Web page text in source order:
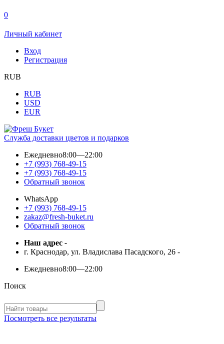
0
Личный кабинет
Вход
Регистрация
RUB
RUB
USD
EUR
Служба доставки цветов и подарков
Ежедневно8:00—22:00
+7 (993) 768-49-15
+7 (993) 768-49-15
Обратный звонок
WhatsApp
+7 (993) 768-49-15
zakaz@fresh-buket.ru
Обратный звонок
Наш адрес -
г. Краснодар, ул. Владислава Пасадского, 26 -
Ежедневно8:00—22:00
Поиск
Посмотреть все результаты